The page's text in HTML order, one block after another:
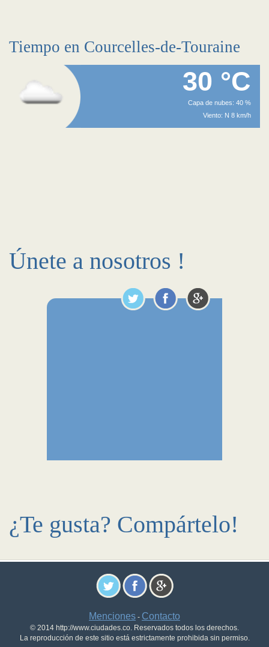
Tiempo en Courcelles-de-Touraine
30 °C
Capa de nubes: 40 %
Viento: N 8 km/h
Únete a nosotros !
¿Te gusta? Compártelo!
Menciones - Contacto
© 2014 http://www.ciudades.co. Reservados todos los derechos.
La reproducción de este sitio está estrictamente prohibida sin permiso.